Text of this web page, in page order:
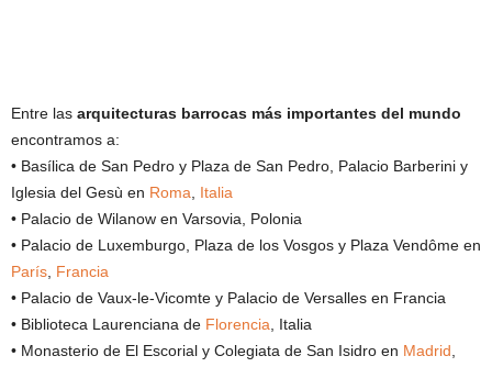
Entre las arquitecturas barrocas más importantes del mundo
encontramos a:
• Basílica de San Pedro y Plaza de San Pedro, Palacio Barberini y
Iglesia del Gesù en Roma
Italia
• Palacio de Wilanow en Varsovia, Polonia
• Palacio de Luxemburgo, Plaza de los Vosgos y Plaza Vendôme en
París Francia
• Palacio de Vaux-le-Vicomte y Palacio de Versalles en Francia
• Biblioteca Laurenciana de Florencia , Italia
• Monasterio de El Escorial y Colegiata de San Isidro en Madrid